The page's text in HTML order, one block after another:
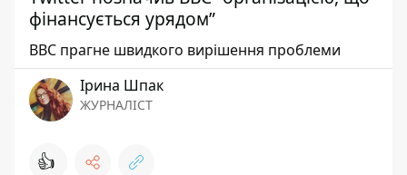
фінансується урядом”
BBC прагне швидкого вирішення проблеми
Ірина Шпак
ЖУРНАЛІСТ
👍